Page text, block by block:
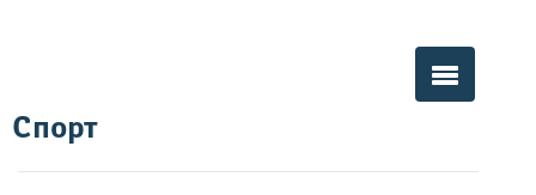
Вы здесь
Спорт